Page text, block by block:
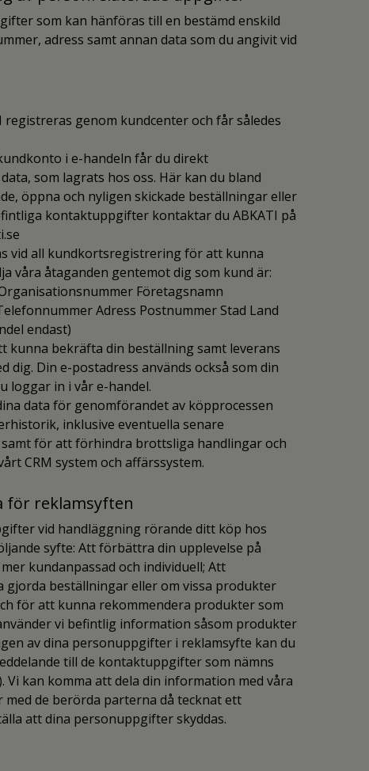
som kan hänföras till en bestämd enskild
adress samt annan data som du angivit vid
registreras genom kundcenter och får således
i e-handeln får du direkt
som lagrats hos oss. Här kan du bland
öppna och nyligen skickade beställningar eller
kontaktuppgifter kontaktar du ABKATI på
vid all kundkortsregistrering för att kunna
våra åtaganden gentemot dig som kund är:
Företagsnamn
Adress Postnummer Stad Land
endast)
kunna bekräfta din beställning samt leverans
dig. Din e-postadress används också som din
loggar in i vår e-handel.
data för genomförandet av köpprocessen
inklusive eventuella senare
för att förhindra brottsliga handlingar och
CRM system och affärssystem.
för reklamsyften
vid handläggning rörande ditt köp hos
syfte: Att förbättra din upplevelse på
kundanpassad och individuell; Att
gjorda beställningar eller om vissa produkter
för att kunna rekommendera produkter som
vi befintlig information såsom produkter
av dina personuppgifter i reklamsyfte kan du
till de kontaktuppgifter som nämns
Vi kan komma att dela din information med våra
de berörda parterna då tecknat ett
att dina personuppgifter skyddas.